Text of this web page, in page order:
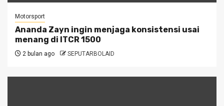
Motorsport
Ananda Zayn ingin menjaga konsistensi usai
menang di ITCR 1500
2 bulan ago SEPUTARBOLAID